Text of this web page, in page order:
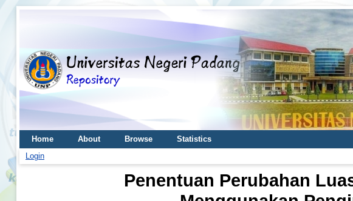
Home About Browse
Statistics
Login
Penentuan Perubahan